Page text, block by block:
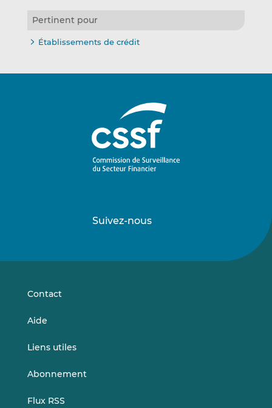
Pertinent pour
Établissements de crédit
Suivez-nous
sursur
Contact
Aide
Liens utiles
Abonnement
Flux RSS